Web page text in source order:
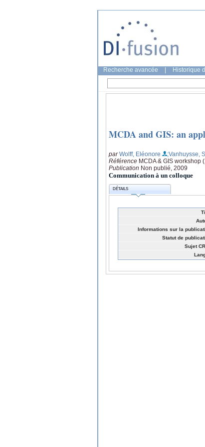
Recherche avancée Historique
MCDA and GIS: an
parWolff, Eléonore
;Vanhuysse,
Référence MCDA & GIS workshop
Publication Non publié, 2009
Communication à un colloque
DÉTAILS
Informations sur la
Statut de
Sujet